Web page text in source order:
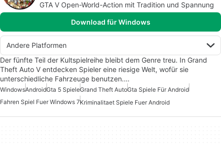
GTA V Open-World-Action mit Tradition und Spannung
Download für Windows
Andere Platformen
Der fünfte Teil der Kultspielreihe bleibt dem Genre treu. In Grand
Theft Auto V entdecken Spieler eine riesige Welt, wofür sie
unterschiedliche Fahrzeuge benutzen.…
WindowsAndroidGta 5 SpieleGrand Theft AutoGta Spiele Für Android
Fahren Spiel Fuer Windows 7Kriminalitaet Spiele Fuer Android